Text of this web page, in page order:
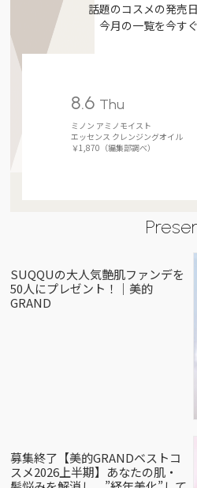
話題のコスメの発売
今月の一覧を今す
8.6 Thu
ミノン アミノモイスト
エッセンス クレンジングオイル
￥1,870（編集部調べ）
SUQQUの大人気艶肌ファンデを
50人にプレゼント！｜美的
GRAND
募集終了【美的GRANDベストコ
スメ2026上半期】あなたの肌・